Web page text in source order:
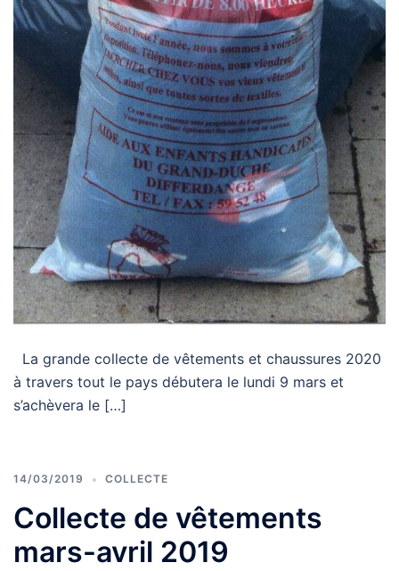
La grande collecte de vêtements et chaussures 2020
à travers tout le pays débutera le lundi 9 mars et
s’achèvera le […]
14/03/2019 COLLECTE
Collecte de vêtements
mars-avril 2019